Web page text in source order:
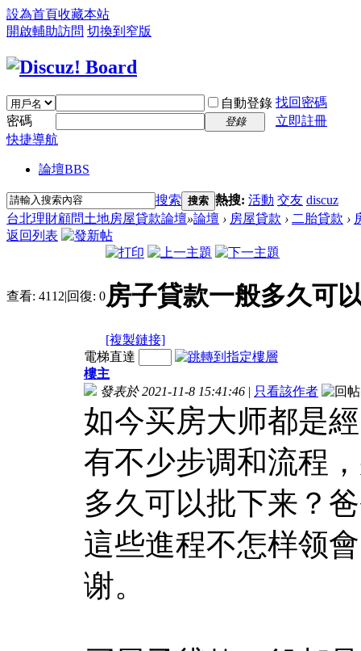
設為首頁收藏本站
開啟輔助訪問 切換到窄版
自動登錄 找回密碼
密碼
登錄
立即註冊
快捷導航
論壇BBS
搜索 搜索 熱搜: 活動 交友 discuz
台北理財顧問土地房屋貸款論壇»論壇 › 房屋貸款 › 二胎貸款 ›
返回列表
查看: 4112|回復: 0房子貸款一般多久可
[複製鏈接]
電梯直達
樓主
發表於 2021-11-8 15:41:46 | 只看該作者
如今买房大师都是
有不少步调和流程
多久可以批下来？
這些進程不怎样领
谢。